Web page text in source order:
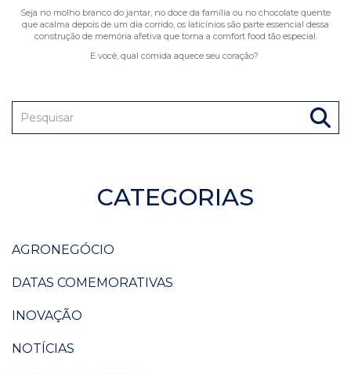
Seja no molho branco do jantar, no doce da família ou no chocolate quente
que acalma depois de um dia corrido, os laticínios são parte essencial dessa
construção de memória afetiva que torna a comfort food tão especial.
E você, qual comida aquece seu coração?
CATEGORIAS
AGRONEGÓCIO
DATAS COMEMORATIVAS
INOVAÇÃO
NOTÍCIAS